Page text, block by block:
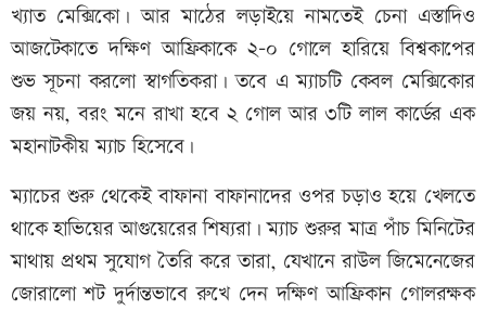
খ্যাত মেক্সিকো। আর মাঠের লড়াইয়ে নামতেই চেনা এস্তাদিও
আজটেকাতে দক্ষিণ আফ্রিকাকে ২-০ গোলে হারিয়ে বিশ্বকাপের
শুভ সূচনা করলো স্বাগতিকরা। তবে এ ম্যাচটি কেবল মেক্সিকোর
জয় নয়, বরং মনে রাখা হবে ২ গোল আর ৩টি লাল কার্ডের এক
মহানাটকীয় ম্যাচ হিসেবে।
ম্যাচের শুরু থেকেই বাফানা বাফানাদের ওপর চড়াও হয়ে খেলতে
থাকে হাভিয়ের আগুয়েরের শিষ্যরা। ম্যাচ শুরুর মাত্র পাঁচ মিনিটের
মাথায় প্রথম সুযোগ তৈরি করে তারা, যেখানে রাউল জিমেনেজের
জোরালো শট দুর্দান্তভাবে রুখে দেন দক্ষিণ আফ্রিকান গোলরক্ষক